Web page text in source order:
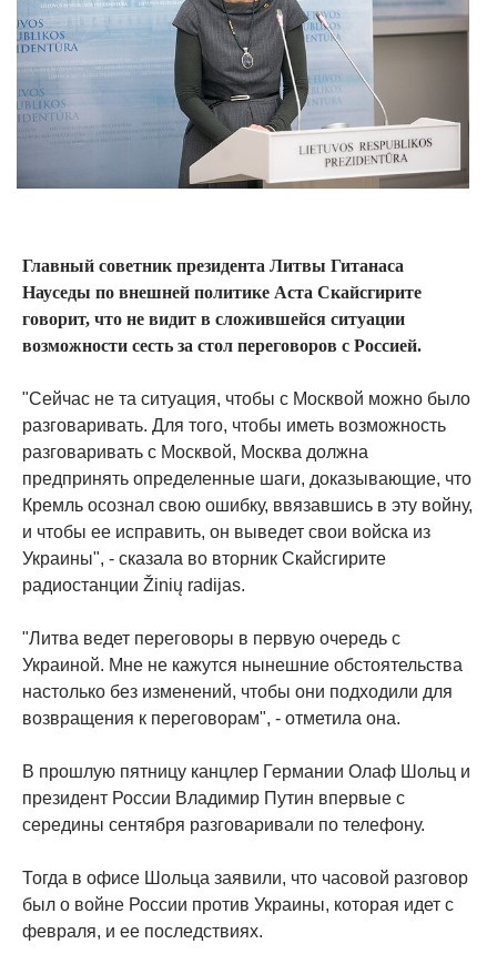
Главный советник президента Литвы Гитанаса
Науседы по внешней политике Аста Скайсгирите
говорит, что не видит в сложившейся ситуации
возможности сесть за стол переговоров с Россией.
"Сейчас не та ситуация, чтобы с Москвой можно было
разговаривать. Для того, чтобы иметь возможность
разговаривать с Москвой, Москва должна
предпринять определенные шаги, доказывающие, что
Кремль осознал свою ошибку, ввязавшись в эту войну,
и чтобы ее исправить, он выведет свои войска из
Украины", - сказала во вторник Скайсгирите
радиостанции Žinių radijas.
"Литва ведет переговоры в первую очередь с
Украиной. Мне не кажутся нынешние обстоятельства
настолько без изменений, чтобы они подходили для
возвращения к переговорам", - отметила она.
В прошлую пятницу канцлер Германии Олаф Шольц и
президент России Владимир Путин впервые с
середины сентября разговаривали по телефону.
Тогда в офисе Шольца заявили, что часовой разговор
был о войне России против Украины, которая идет с
февраля, и ее последствиях.